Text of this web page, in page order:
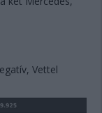
Vettel